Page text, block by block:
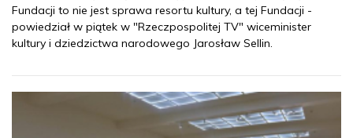
Fundacji to nie jest sprawa resortu kultury, a tej Fundacji -
powiedział w piątek w "Rzeczpospolitej TV" wiceminister
kultury i dziedzictwa narodowego Jarosław Sellin.